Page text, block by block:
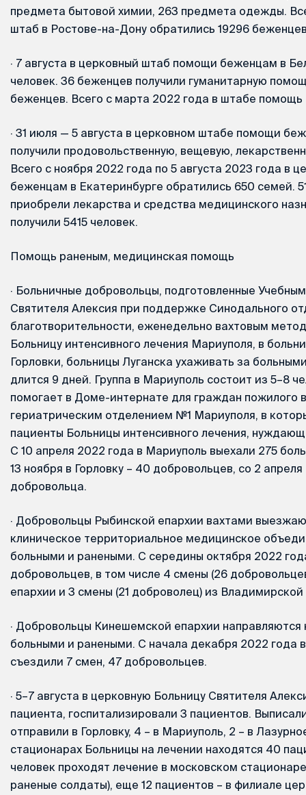
предмета бытовой химии, 263 предмета одежды.
штаб в Ростове-на-Дону обратились 19296
· 7 августа в церковный штаб помощи беженцам в
человек. 36 беженцев получили гуманитарную
беженцев. Всего с марта 2022 года в штабе помощь
· 31 июля — 5 августа в церковном штабе помощи
получили продовольственную, вещевую,
Всего с ноября 2022 года по 5 августа 2023 года в
беженцам в Екатеринбурге обратились 650 семей.
приобрели лекарства и средства медицинского
получили 5415 человек.
Помощь раненым, медицинская помощь
· Больничные добровольцы, подготовленные
Святителя Алексия при поддержке Синодального
благотворительности, еженедельно вахтовым
Больницу интенсивного лечения Мариуполя, в
Горловки, больницы Луганска ухаживать за
длится 9 дней. Группа в Мариуполь состоит из 5–8
помогает в Доме-интернате для граждан пожилого
гериатрическим отделением №1 Мариуполя, в
пациенты Больницы интенсивного лечения,
С 10 апреля 2022 года в Мариуполь выехали 275
13 ноября в Горловку – 40 добровольцев, со 2
добровольца.
· Добровольцы Рыбинской епархии вахтами
клиническое территориальное медицинское
больными и ранеными. С середины октября 2022
добровольцев, в том числе 4 смены (26
епархии и 3 смены (21 доброволец) из Владимирской
· Добровольцы Кинешемской епархии направляются
больными и ранеными. С начала декабря 2022 года
съездили 7 смен, 47 добровольцев.
· 5–7 августа в церковную Больницу Святителя
пациента, госпитализировали 3 пациентов.
отправили в Горловку, 4 – в Мариуполь, 2 – в
стационарах Больницы на лечении находятся 40
человек проходят лечение в московском
раненые солдаты), еще 12 пациентов – в филиале